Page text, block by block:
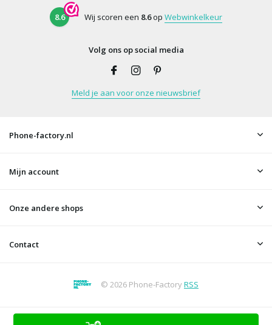
8.6 Wij scoren een 8.6op Webwinkelkeur
Volg ons op social media
Meld je aan voor onze nieuwsbrief
Phone-factory.nl
Mijn account
Onze andere shops
Contact
© 2026 Phone-FactoryRSS